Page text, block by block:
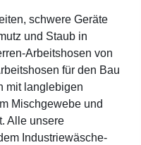
schwere Geräte
und Staub in
Arbeitshosen von
für den Bau
mit langlebigen
Mischgewebe und
Alle unsere
Industriewäsche-